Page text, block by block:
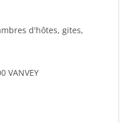
d'hôtes, gites,
VANVEY